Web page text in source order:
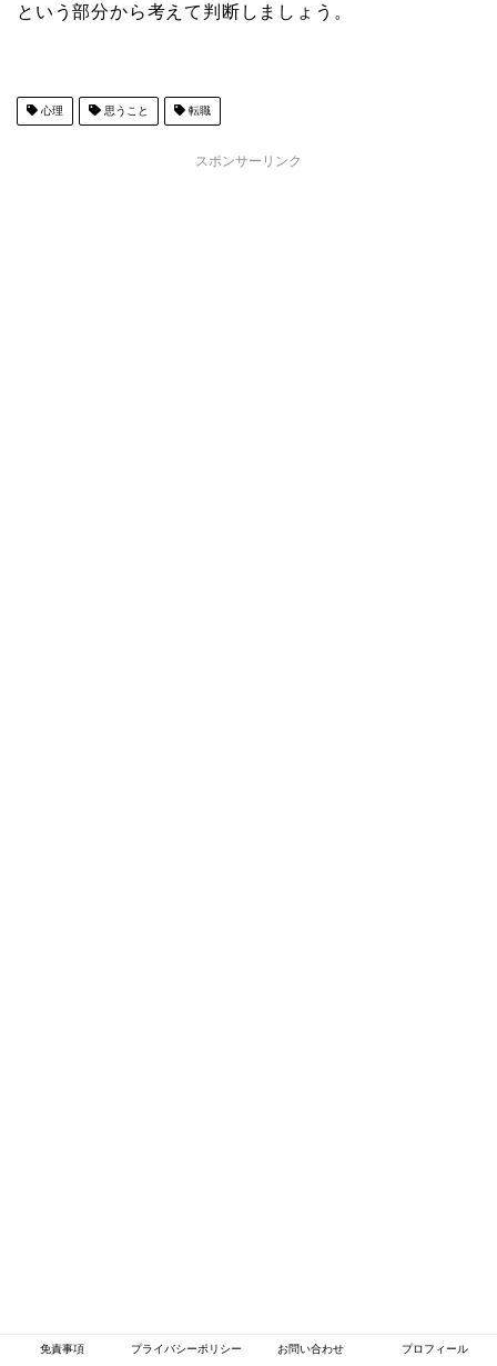
という部分から考えて判断しましょう。
心理 思うこと 転職
スポンサーリンク
免責事項 プライバシーポリシー お問い合わせ プロフィール